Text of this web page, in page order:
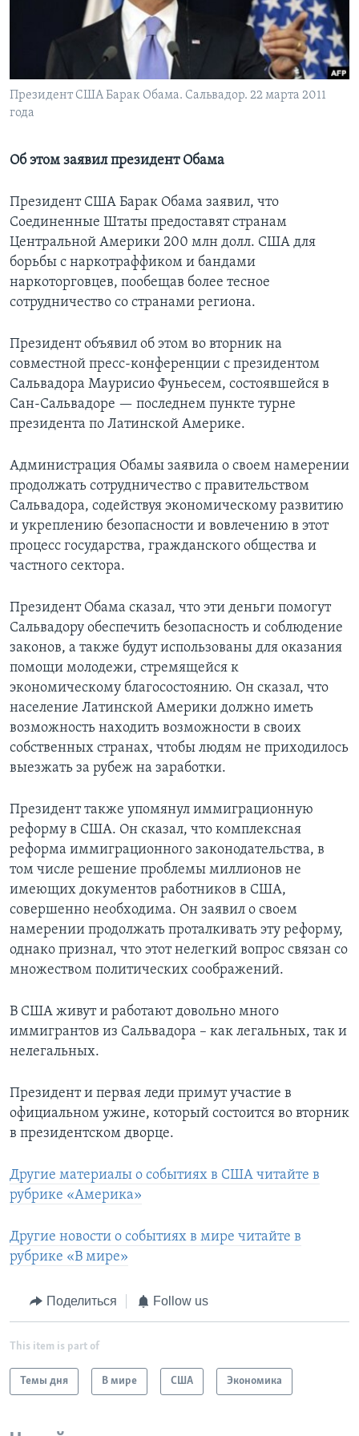
Learning English
СОЦИАЛЬНЫЕ СЕТИ
Президент США Барак Обама. Сальвадор. 22 марта 2011
года
Об этом заявил президент Обама
Президент США Барак Обама заявил, что
Соединенные Штаты предоставят странам
Центральной Америки 200 млн долл. США для
борьбы с наркотраффиком и бандами
наркоторговцев, пообещав более тесное
сотрудничество со странами региона.
Президент объявил об этом во вторник на
совместной пресс-конференции с президентом
Сальвадора Маурисио Фуньесем, состоявшейся в
Сан-Сальвадоре — последнем пункте турне
президента по Латинской Америке.
Администрация Обамы заявила о своем намерении
продолжать сотрудничество с правительством
Сальвадора, содействуя экономическому развитию
и укреплению безопасности и вовлечению в этот
процесс государства, гражданского общества и
частного сектора.
Президент Обама сказал, что эти деньги помогут
Сальвадору обеспечить безопасность и соблюдение
законов, а также будут использованы для оказания
помощи молодежи, стремящейся к
экономическому благосостоянию. Он сказал, что
население Латинской Америки должно иметь
возможность находить возможности в своих
собственных странах, чтобы людям не приходилось
выезжать за рубеж на заработки.
Президент также упомянул иммиграционную
реформу в США. Он сказал, что комплексная
реформа иммиграционного законодательства, в
том числе решение проблемы миллионов не
имеющих документов работников в США,
совершенно необходима. Он заявил о своем
намерении продолжать проталкивать эту реформу,
однако признал, что этот нелегкий вопрос связан со
множеством политических соображений.
В США живут и работают довольно много
иммигрантов из Сальвадора – как легальных, так и
нелегальных.
Президент и первая леди примут участие в
официальном ужине, который состоится во вторник
в президентском дворце.
Другие материалы о событиях в США читайте в
рубрике «Америка»
Другие новости о событиях в мире читайте в
рубрике «В мире»
Поделиться Follow us
This item is part of
Темы дня В мире США Экономика